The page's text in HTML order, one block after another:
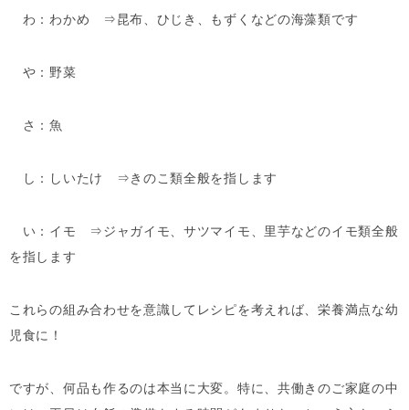
わ：わかめ ⇒昆布、ひじき、もずくなどの海藻類です
や：野菜
さ：魚
し：しいたけ ⇒きのこ類全般を指します
い：イモ ⇒ジャガイモ、サツマイモ、里芋などのイモ類全般
を指します
これらの組み合わせを意識してレシピを考えれば、栄養満点な幼
児食に！
ですが、何品も作るのは本当に大変。特に、共働きのご家庭の中